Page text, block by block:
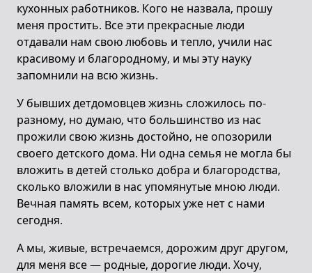
кухонных работников. Кого не назвала, прошу
меня простить. Все эти прекрасные люди
отдавали нам свою любовь и тепло, учили нас
красивому и благородному, и мы эту науку
запомнили на всю жизнь.
У бывших детдомовцев жизнь сложилось по-
разному, но думаю, что большинство из нас
прожили свою жизнь достойно, не опозорили
своего детского дома. Ни одна семья не могла бы
вложить в детей столько добра и благородства,
сколько вложили в нас упомянутые мною люди.
Вечная память всем, которых уже нет с нами
сегодня.
А мы, живые, встречаемся, дорожим друг другом,
для меня все — родные, дорогие люди. Хочу,